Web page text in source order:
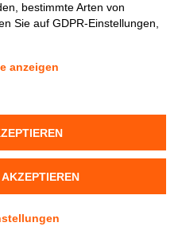
bestimmte Arten von
Sie auf GDPR-Einstellungen,
anzeigen